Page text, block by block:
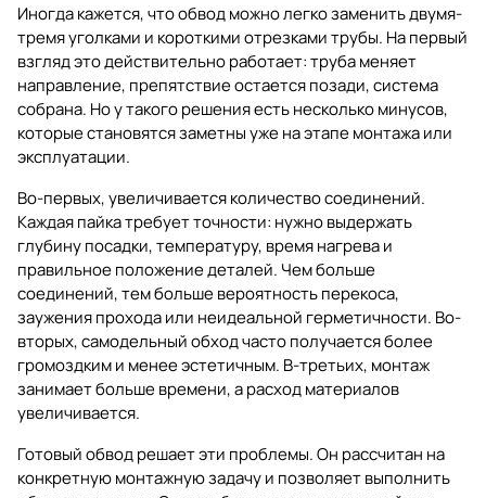
Иногда кажется, что обвод можно легко заменить двумя-
тремя уголками и короткими отрезками трубы. На первый
взгляд это действительно работает: труба меняет
направление, препятствие остается позади, система
собрана. Но у такого решения есть несколько минусов,
которые становятся заметны уже на этапе монтажа или
эксплуатации.
Во-первых, увеличивается количество соединений.
Каждая пайка требует точности: нужно выдержать
глубину посадки, температуру, время нагрева и
правильное положение деталей. Чем больше
соединений, тем больше вероятность перекоса,
заужения прохода или неидеальной герметичности. Во-
вторых, самодельный обход часто получается более
громоздким и менее эстетичным. В-третьих, монтаж
занимает больше времени, а расход материалов
увеличивается.
Готовый обвод решает эти проблемы. Он рассчитан на
конкретную монтажную задачу и позволяет выполнить